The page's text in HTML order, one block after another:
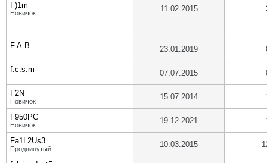
F)1m
Новичок 11.02.2015
F.A.B 23.01.2019
f.c.s.m 07.07.2015
F2N
Новичок 15.07.2014
F950PC
Новичок 19.12.2021
Fa1L2Us3
Продвинутый 10.03.2015